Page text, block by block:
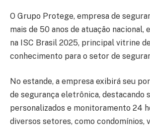
O Grupo Protege, empresa de
mais de 50 anos de atuação nacional,
na ISC Brasil 2025, principal vitrine
conhecimento para o setor de
No estande, a empresa exibirá seu
de segurança eletrônica, destacando
personalizados e monitoramento 24
diversos setores, como condomínios,